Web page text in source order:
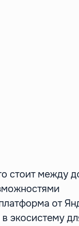
стоит между
от
экосистему